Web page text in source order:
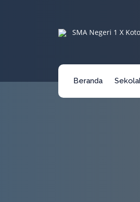
SMA Negeri 1 X
Beranda